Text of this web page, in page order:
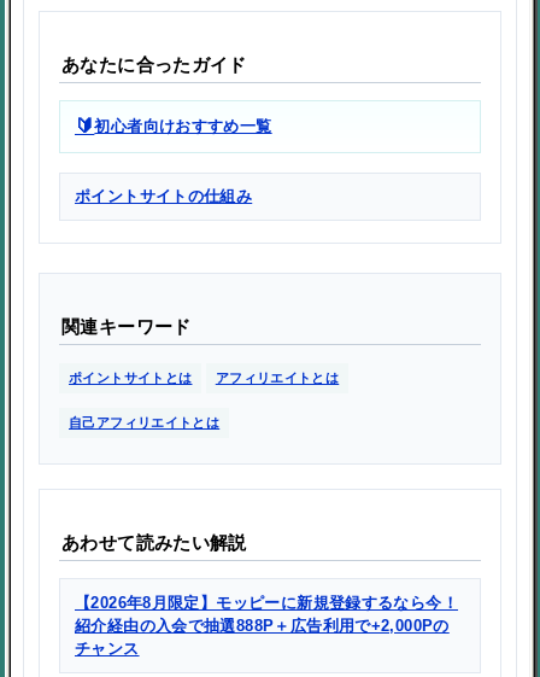
あなたに合ったガイド
🔰初心者向けおすすめ一覧
ポイントサイトの仕組み
関連キーワード
ポイントサイトとは アフィリエイトとは
自己アフィリエイトとは
あわせて読みたい解説
【2026年8月限定】モッピーに新規登録するなら今！
紹介経由の入会で抽選888P＋広告利用で+2,000Pの
チャンス